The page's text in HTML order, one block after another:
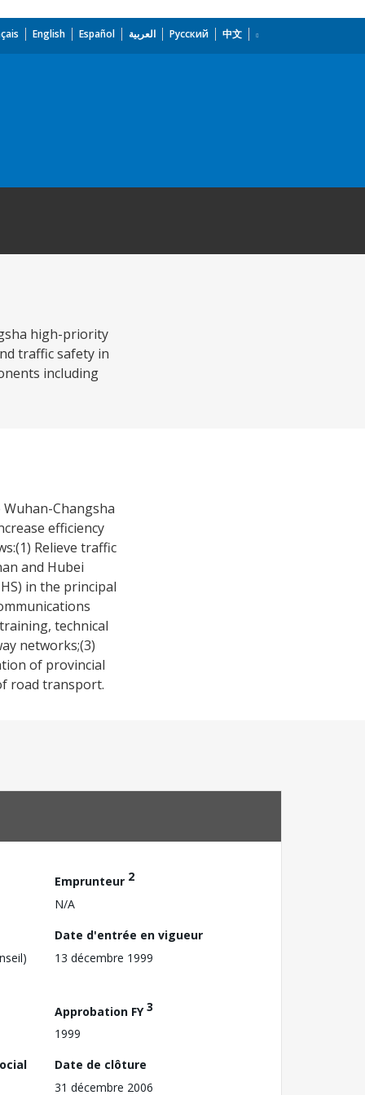
English Español العربية Русский 中文
high-priority
traffic safety in
including
Changsha
efficiency
Relieve traffic
and Hubei
in the principal
technical
networks;(3)
of provincial
road transport.
Emprunteur 2
N/A
Date d'entrée en vigueur
13 décembre 1999
Approbation FY3
1999
Date de clôture
31 décembre 2006